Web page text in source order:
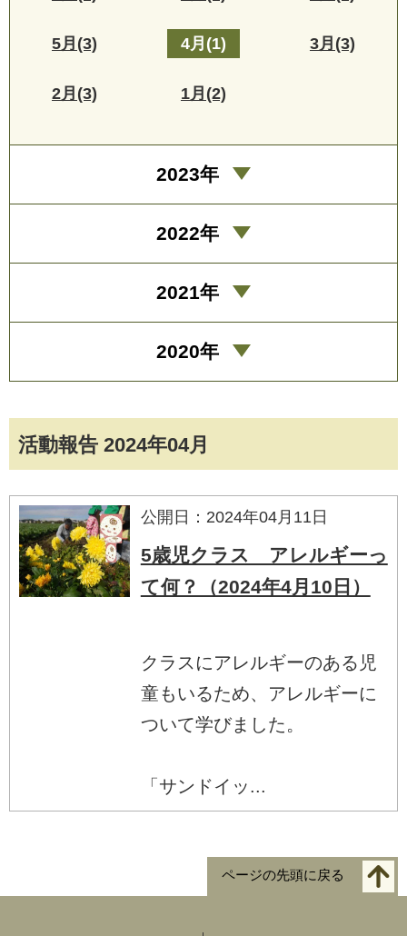
活動報告 2024年04月
公開日：2024年04月11日
5歳児クラス アレルギーっ
て何？（2024年4月10日）
クラスにアレルギーのある児
童もいるため、アレルギーに
ついて学びました。
「サンドイッ...
5月(3) 4月(1) 3月(3)
2月(3) 1月(2)
2023年
2022年
2021年
2020年
ページの先頭に戻る